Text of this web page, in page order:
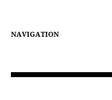
NAVIGATION